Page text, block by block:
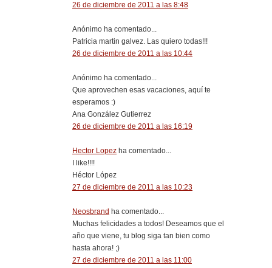
26 de diciembre de 2011 a las 8:48
Anónimo ha comentado...
Patricia martin galvez. Las quiero todas!!!
26 de diciembre de 2011 a las 10:44
Anónimo ha comentado...
Que aprovechen esas vacaciones, aquí te
esperamos :)
Ana González Gutierrez
26 de diciembre de 2011 a las 16:19
Hector Lopez ha comentado...
I like!!!!
Héctor López
27 de diciembre de 2011 a las 10:23
Neosbrand ha comentado...
Muchas felicidades a todos! Deseamos que el
año que viene, tu blog siga tan bien como
hasta ahora! ;)
27 de diciembre de 2011 a las 11:00